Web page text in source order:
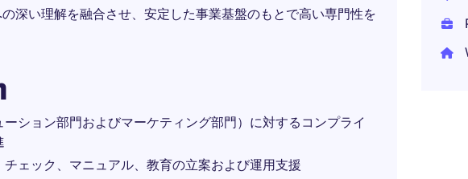
深い理解を融合させ、安定した事業基盤のもとで高い専門性を
ション部門およびマーケティング部門）に対するコンプライ
ェック、マニュアル、教育の立案および運用支援